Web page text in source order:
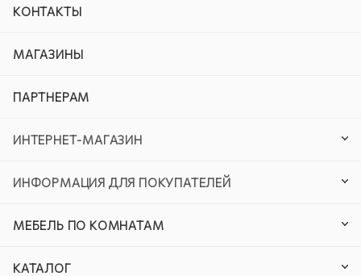
КОНТАКТЫ
МАГАЗИНЫ
ПАРТНЕРАМ
ИНТЕРНЕТ-МАГАЗИН
ИНФОРМАЦИЯ ДЛЯ ПОКУПАТЕЛЕЙ
МЕБЕЛЬ ПО КОМНАТАМ
КАТАЛОГ